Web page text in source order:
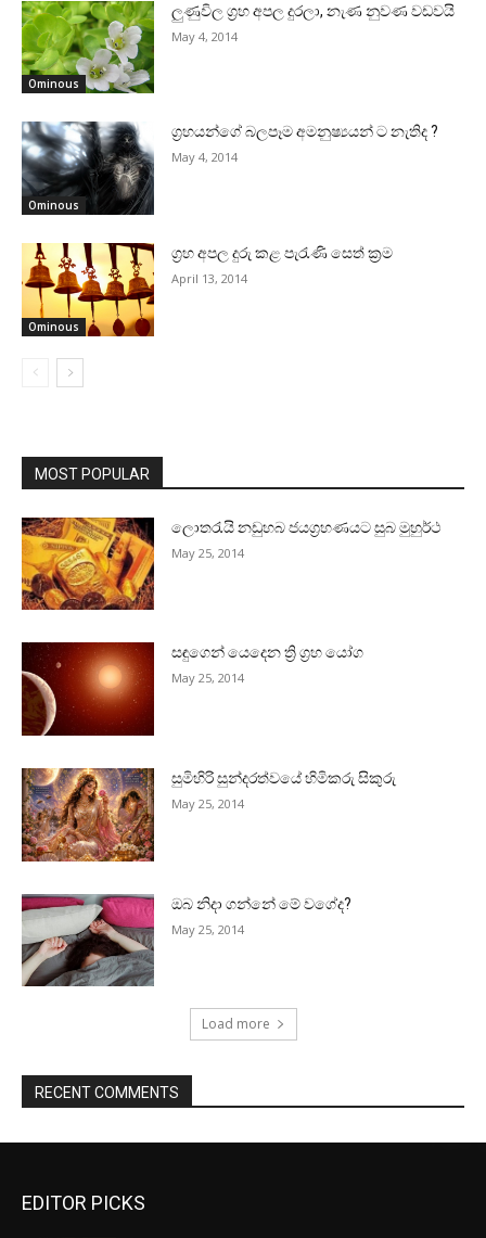
Ominous
ලුණුවිල ග්‍රහ අපල දුරලා, නැණ නුවණ වඩවයි
May 4, 2014
Ominous
ග්‍රහයන්ගේ බලපෑම අමනුෂ්‍යයන් ට නැතිද ?
May 4, 2014
Ominous
ග්‍රහ අපල දුරු කළ පැරැණි සෙත් ක්‍රම
April 13, 2014
MOST POPULAR
ලොතරැයි නඩුහබ ජයග්‍රහණයට සුබ මුහුර්ථ
May 25, 2014
සඳුගෙන් යෙදෙන ත්‍රි ග්‍රහ යෝග
May 25, 2014
සුමිහිරි සුන්දරත්වයේ හිමිකරු සිකුරු
May 25, 2014
ඔබ නිදා ගන්නේ මේ වගේද?
May 25, 2014
Load more
RECENT COMMENTS
EDITOR PICKS